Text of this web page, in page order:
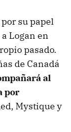
su papel
Logan en
pasado.
de Canadá
al
por
Mystique y